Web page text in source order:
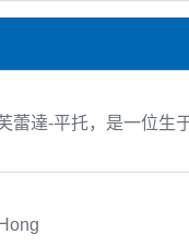
蕾達-平托，是一位生